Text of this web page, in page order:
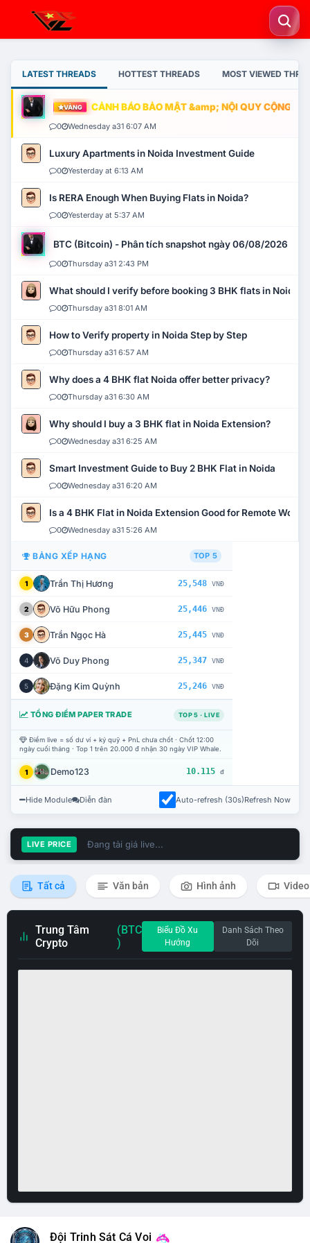
LATEST THREADS HOTTEST THREADS MOST VIEWED
VÀNG CẢNH BÁO BẢO MẬT &amp; NỘI QUY CỘNG
0 Wednesday a31 6:07 AM
Luxury Apartments in Noida Investment Guide
0 Yesterday at 6:13 AM
Is RERA Enough When Buying Flats in Noida?
0 Yesterday at 5:37 AM
BTC (Bitcoin) - Phân tích snapshot ngày 06/08/2026
0 Thursday a31 2:43 PM
What should I verify before booking 3 BHK flats in Noida?
0 Thursday a31 8:01 AM
How to Verify property in Noida Step by Step
0 Thursday a31 6:57 AM
Why does a 4 BHK flat Noida offer better privacy?
0 Thursday a31 6:30 AM
Why should I buy a 3 BHK flat in Noida Extension?
0 Wednesday a31 6:25 AM
Smart Investment Guide to Buy 2 BHK Flat in Noida
0 Wednesday a31 6:20 AM
Is a 4 BHK Flat in Noida Extension Good for Remote Work?
0 Wednesday a31 5:26 AM
BẢNG XẾP HẠNG TOP 5
1 Trần Thị Hương 25,548 VNĐ
2 Võ Hữu Phong 25,446 VNĐ
3 Trần Ngọc Hà 25,445 VNĐ
4 Võ Duy Phong 25,347 VNĐ
5 Đặng Kim Quỳnh 25,246 VNĐ
TỔNG ĐIỂM PAPER TRADE TOP 5 · LIVE
Điểm live = số dư ví + ký quỹ + PnL chưa chốt · Chốt 12:00
ngày cuối tháng · Top 1 trên 20.000 đ nhận 30 ngày VIP Whale.
1 Demo123 10.115 đ
Hide Module Diễn đàn Auto-refresh (30s)Refresh Now
LIVE PRICE Đang tải giá live...
Tất cả Văn bản Hình ảnh Video
Trung Tâm
Crypto
(BTC
)
Biểu Đồ Xu
Hướng
Danh Sách Theo
Dõi
Đội Trinh Sát Cá Voi